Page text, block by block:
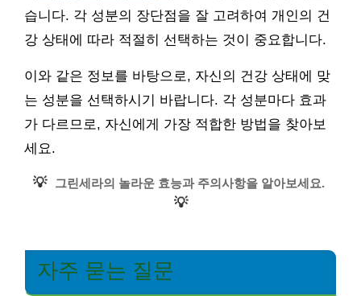
습니다. 각 성분의 장단점을 잘 고려하여 개인의 건
강 상태에 따라 적절히 선택하는 것이 중요합니다.
이와 같은 정보를 바탕으로, 자신의 건강 상태에 맞
는 성분을 선택하시기 바랍니다. 각 성분마다 효과
가 다르므로, 자신에게 가장 적합한 방법을 찾아보
세요.
💡 그린세라의 놀라운 효능과 주의사항을 알아보세요.
💡
자주 묻는 질문